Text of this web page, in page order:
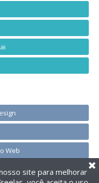
Web
site para melhorar